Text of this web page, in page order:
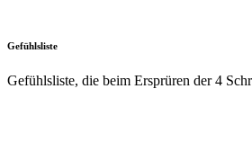
Gefühlsliste
Gefühlsliste, die beim Ersprüren der 4